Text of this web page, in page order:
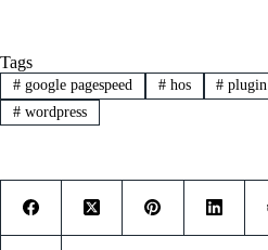
Tags
#google pagespeed #hos # plugin
#wordpress